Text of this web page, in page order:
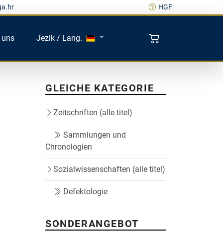
HGF
uns Jezik / Lang.
GLEICHE KATEGORIE
Zeitschriften (alle titel)
Sammlungen und
Chronologien
Sozialwissenschaften (alle titel)
Defektologie
SONDERANGEBOT